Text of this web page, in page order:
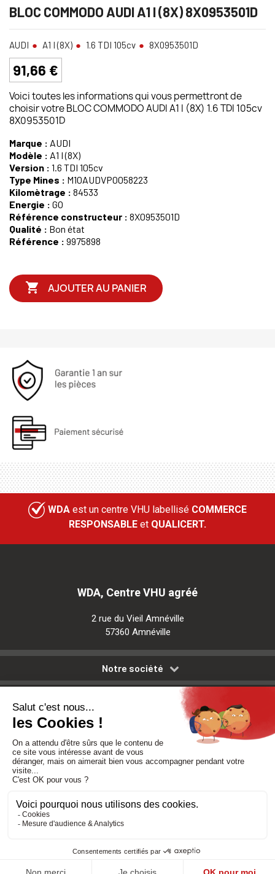
BLOC COMMODO AUDI A1 I (8X) 8X0953501D
AUDI A1 I (8X) 1.6 TDI 105cv 8X0953501D
91,66 €
Voici toutes les informations qui vous permettront de
choisir votre BLOC COMMODO AUDI A1 I (8X) 1.6 TDI 105cv
8X0953501D
Marque : AUDI
Modèle : A1 I (8X)
Version : 1.6 TDI 105cv
Type Mines : M10AUDVP0058223
Kilomètrage : 84533
Energie : GO
Référence constructeur : 8X0953501D
Qualité : Bon état
Référence : 9975898
 AJOUTER AU PANIER
WDA est un centre VHU labellisé COMMERCE
RESPONSABLE et QUALICERT.
WDA, Centre VHU agréé
2 rue du Vieil Amnéville
57360 Amnéville
Notre société
Politique de confidentialité- Mentions légales